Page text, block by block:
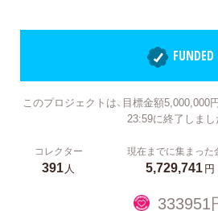
FUNDED
このプロジェクトは、目標金額5,000,000
23:59に終了しまし
コレクター
391人
現在までに集まった
5,729,741円
333951